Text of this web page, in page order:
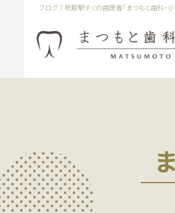
ブログ｜熊取駅すぐの歯医者「まつもと歯科・